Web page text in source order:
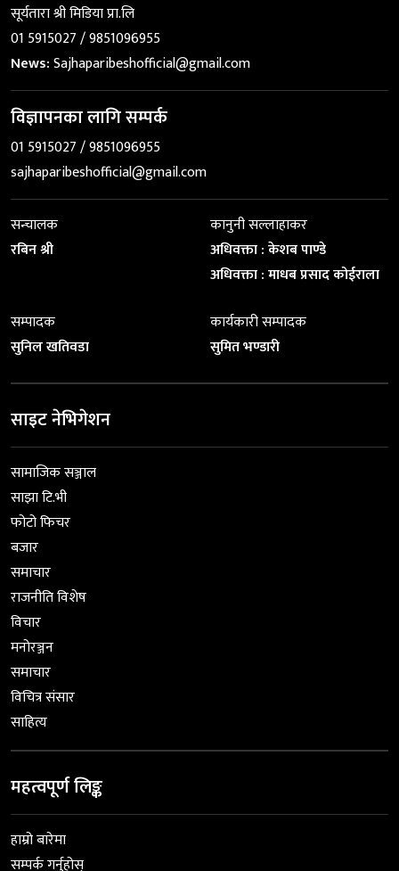
सूर्यतारा श्री मिडिया प्रा.लि
01 5915027 / 9851096955
News:Sajhaparibeshofficial@gmail.com
विज्ञापनका लागि सम्पर्क
01 5915027 / 9851096955
sajhaparibeshofficial@gmail.com
सन्चालक
रबिन श्री
कानुनी सल्लाहाकर
अधिवक्ता : केशब पाण्डे
अधिवक्ता : माधब प्रसाद कोईराला
सम्पादक
सुनिल खतिवडा
कार्यकारी सम्पादक
सुमित भण्डारी
साइट नेभिगेशन
सामाजिक सञ्जाल
साझा टि.भी
फोटो फिचर
बजार
समाचार
राजनीति विशेष
विचार
मनोरञ्जन
समाचार
विचित्र संसार
साहित्य
महत्वपूर्ण लिङ्क
हाम्रो बारेमा
सम्पर्क गर्नुहोस्